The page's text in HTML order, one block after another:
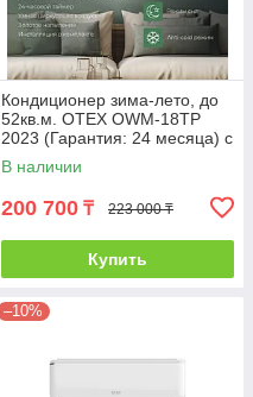
Кондиционер зима-лето, до
52кв.м. OTEX OWM-18TP
2023 (Гарантия: 24 месяца) с
инсталляцией
В наличии
200 700 ₸ 223 000 ₸
Купить
–10%